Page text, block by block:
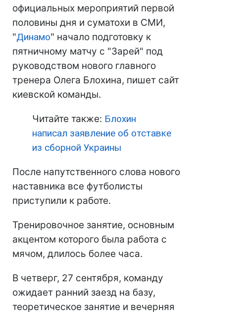
официальных мероприятий первой
половины дня и суматохи в СМИ,
"Динамо" начало подготовку к
пятничному матчу с "Зарей" под
руководством нового главного
тренера Олега Блохина, пишет сайт
киевской команды.
Читайте также: Блохин
написал заявление об отставке
из сборной Украины
После напутственного слова нового
наставника все футболисты
приступили к работе.
Тренировочное занятие, основным
акцентом которого была работа с
мячом, длилось более часа.
В четверг, 27 сентября, команду
ожидает ранний заезд на базу,
теоретическое занятие и вечерняя